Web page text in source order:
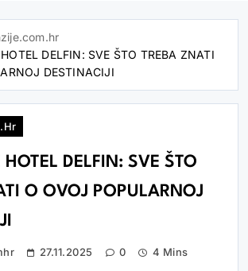
DELFIN: SVE ŠTO TREBA ZNATI
DESTINACIJI
HOTEL DELFIN: SVE ŠTO
O OVOJ POPULARNOJ
27.11.2025 0 4 Mins